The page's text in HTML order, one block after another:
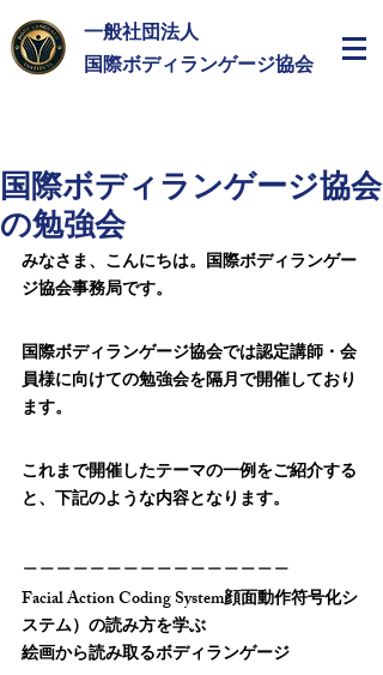
一般社団法人
​国際ボディランゲージ協会
国際ボディランゲージ協会
の勉強会
みなさま、こんにちは。国際ボディランゲー
ジ協会事務局です。
国際ボディランゲージ協会では認定講師・会
員様に向けての勉強会を隔月で開催しており
ます。
これまで開催したテーマの一例をご紹介する
と、下記のような内容となります。
＿＿＿＿＿＿＿＿＿＿＿＿＿＿＿＿
Facial Action Coding System顔面動作符号化シ
ステム）の読み方を学ぶ
絵画から読み取るボディランゲージ